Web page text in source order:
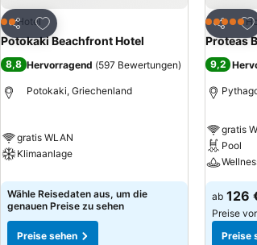
Teilen
Zu Favoriten hinzufügen
2 Sterne
Hotel
Potokaki Beachfront Hotel
8,8 Hervorragend (597 Bewertungen)
Potokaki, Griechenland
gratis WLAN
Klimaanlage
Wähle Reisedaten aus, um die
genauen Preise zu sehen
Preise sehen
Teilen
Zu
5 Sterne
Proteas
9,2
gratis
Pool
ab 126
Preise
Preise